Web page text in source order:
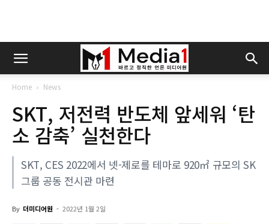
Home News
SKT, 저전력 반도체 앞세워 ‘탄
소 감축’ 실천한다
SKT, CES 2022에서 넷-제로를 테마로 920㎡ 규모의 SK
그룹 공동 전시관 마련
By 더미디어원 - 2022년 1월 2일